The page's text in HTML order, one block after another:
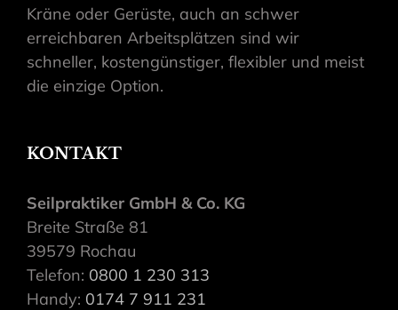
Kräne oder Gerüste, auch an schwer
erreichbaren Arbeitsplätzen sind wir
schneller, kostengünstiger, flexibler und meist
die einzige Option.
KONTAKT
Seilpraktiker GmbH & Co. KG
Breite Straße 81
39579 Rochau
Telefon: 0800 1 230 313
Handy: 0174 7 911 231